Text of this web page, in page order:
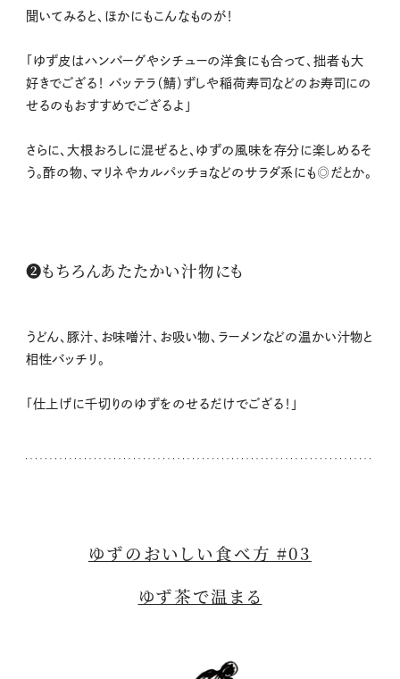
聞いてみると、ほかにもこんなものが！
「ゆず皮はハンバーグやシチューの洋食にも合って、拙者も大
好きでござる！ バッテラ（鯖）ずしや稲荷寿司などのお寿司にの
せるのもおすすめでござるよ」
さらに、大根おろしに混ぜると、ゆずの風味を存分に楽しめるそ
う。酢の物、マリネやカルパッチョなどのサラダ系にも◎だとか。
❷もちろんあたたかい汁物にも
うどん、豚汁、お味噌汁、お吸い物、ラーメンなどの温かい汁物と
相性バッチリ。
「仕上げに千切りのゆずをのせるだけでござる！」
ゆずのおいしい食べ方 #03
ゆず茶で温まる